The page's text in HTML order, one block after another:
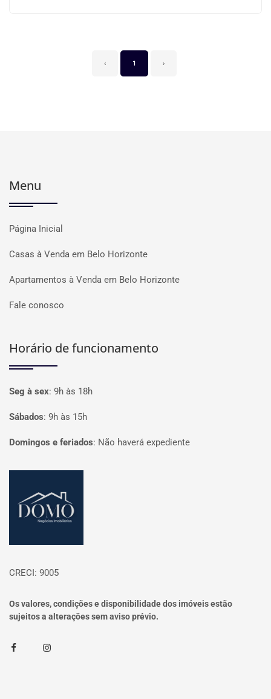
‹ 1 ›
Menu
Página Inicial
Casas à Venda em Belo Horizonte
Apartamentos à Venda em Belo Horizonte
Fale conosco
Horário de funcionamento
Seg à sex: 9h às 18h
Sábados: 9h às 15h
Domingos e feriados: Não haverá expediente
CRECI: 9005
Os valores, condições e disponibilidade dos imóveis estão
sujeitos a alterações sem aviso prévio.
FacebookInstagram